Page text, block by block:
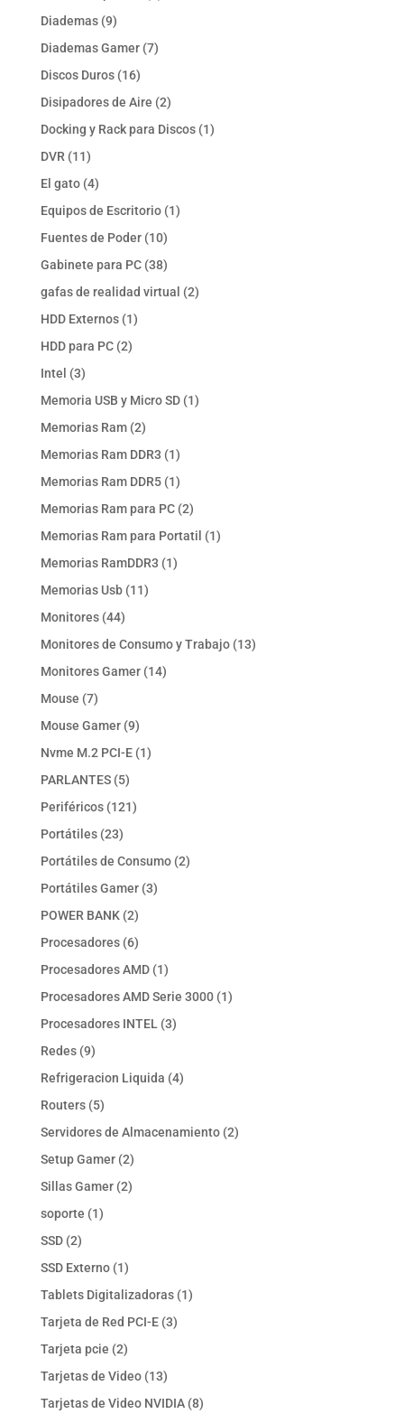
Diademas 99
productos
Diademas Gamer 77
Discos Duros 1616
productos
Disipadores de Aire 22
productos
Docking y Rack para Discos 11
DVR 1111
productos
El gato 44
productos
Equipos de Escritorio 11
Fuentes de Poder 1010
productos
Gabinete para PC 3838
productos
gafas de realidad virtual 22
HDD Externos 11
HDD para PC 22
Intel 33
productos
Memoria USB y Micro SD 11
Memorias Ram 22
productos
Memorias Ram DDR3 11
producto
Memorias Ram DDR5 11
producto
Memorias Ram para PC 22
productos
Memorias Ram para Portatil 11
Memorias RamDDR3 11
Memorias Usb 1111
Monitores 4444
productos
Monitores de Consumo y Trabajo 1313
Monitores Gamer 1414
Mouse 77
productos
Mouse Gamer 99
productos
Nvme M.2 PCI-E 11
PARLANTES 55
productos
Periféricos 121121
Portátiles 2323
productos
Portátiles de Consumo 22
Portátiles Gamer 33
POWER BANK 22
productos
Procesadores 66
productos
Procesadores AMD 11
producto
Procesadores AMD Serie 3000 11
Procesadores INTEL 33
Redes 99
productos
Refrigeracion Liquida 44
Routers 55
productos
Servidores de Almacenamiento 22
Setup Gamer 22
productos
Sillas Gamer 22
soporte 11
SSD 22
productos
SSD Externo 11
producto
Tablets Digitalizadoras 11
Tarjeta de Red PCI-E 33
Tarjeta pcie 22
productos
Tarjetas de Video 1313
productos
Tarjetas de Video NVIDIA 88